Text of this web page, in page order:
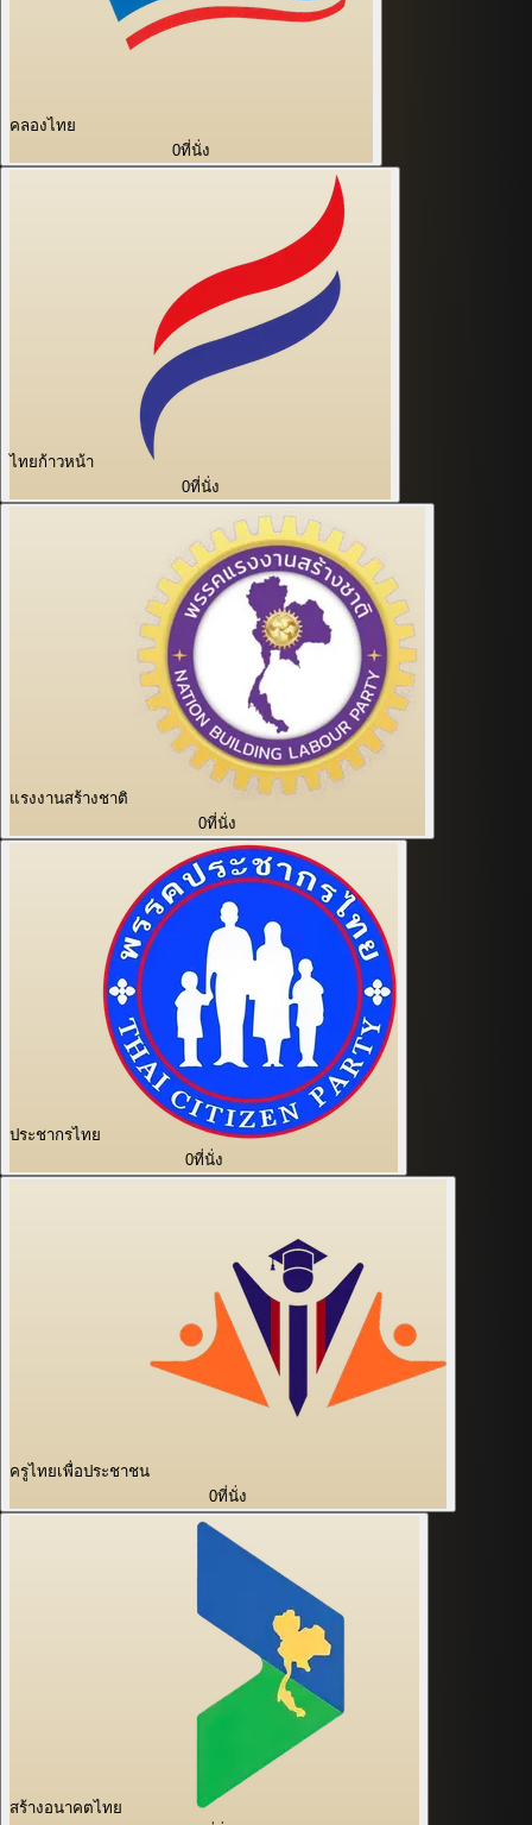
คลองไทย
0ที่นั่ง
ไทยก้าวหน้า
0ที่นั่ง
แรงงานสร้างชาติ
0ที่นั่ง
ประชากรไทย
0ที่นั่ง
ครูไทยเพื่อประชาชน
0ที่นั่ง
สร้างอนาคตไทย